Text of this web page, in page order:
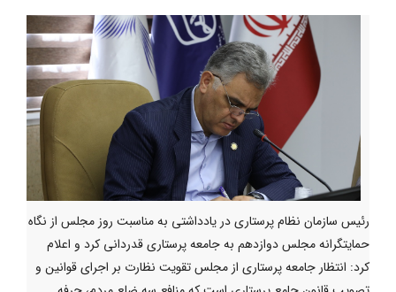
رئیس سازمان نظام پرستاری در یادداشتی به مناسبت روز مجلس از نگاه
حمایتگرانه مجلس دوازدهم به جامعه پرستاری قدردانی کرد و اعلام
کرد: انتظار جامعه پرستاری از مجلس تقویت نظارت بر اجرای قوانین و